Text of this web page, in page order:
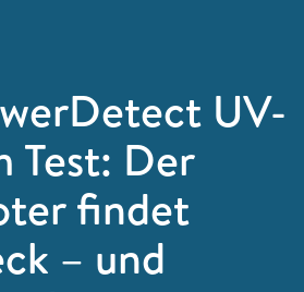
UV-
Test: Der
findet
– und